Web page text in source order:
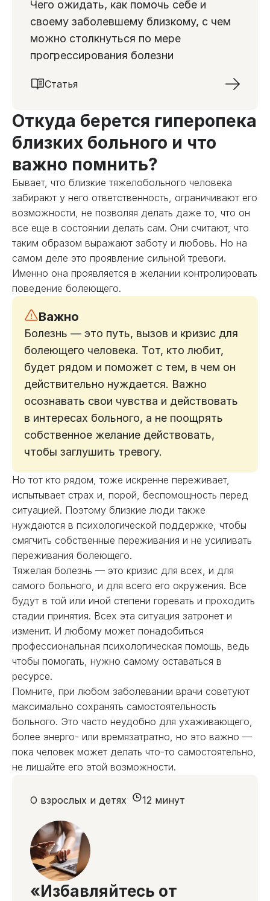
Чего ожидать, как помочь себе и
своему заболевшему близкому, с чем
можно столкнуться по мере
прогрессирования болезни
Статья
Откуда берется гиперопека
близких больного и что
важно помнить?
Бывает, что близкие тяжелобольного человека
забирают у него ответственность, ограничивают его
возможности, не позволяя делать даже то, что он
все еще в состоянии делать сам. Они считают, что
таким образом выражают заботу и любовь. Но на
самом деле это проявление сильной тревоги.
Именно она проявляется в желании контролировать
поведение болеющего.
Важно
Болезнь — это путь, вызов и кризис для
болеющего человека. Тот, кто любит,
будет рядом и поможет с тем, в чем он
действительно нуждается. Важно
осознавать свои чувства и действовать
в интересах больного, а не поощрять
собственное желание действовать,
чтобы заглушить тревогу.
Но тот кто рядом, тоже искренне переживает,
испытывает страх и, порой, беспомощность перед
ситуацией. Поэтому близкие люди также
нуждаются в психологической поддержке, чтобы
смягчить собственные переживания и не усиливать
переживания болеющего.
Тяжелая болезнь — это кризис для всех, и для
самого больного, и для всего его окружения. Все
будут в той или иной степени горевать и проходить
стадии принятия. Всех эта ситуация затронет и
изменит. И любому может понадобиться
профессиональная психологическая помощь, ведь
чтобы помогать, нужно самому оставаться в
ресурсе.
Помните, при любом заболевании врачи советуют
максимально сохранять самостоятельность
больного. Это часто неудобно для ухаживающего,
более энерго- или времязатратно, но это важно —
пока человек может делать что-то самостоятельно,
не лишайте его этой возможности.
«Избавляйтесь от
О взрослых и детях 12 минут